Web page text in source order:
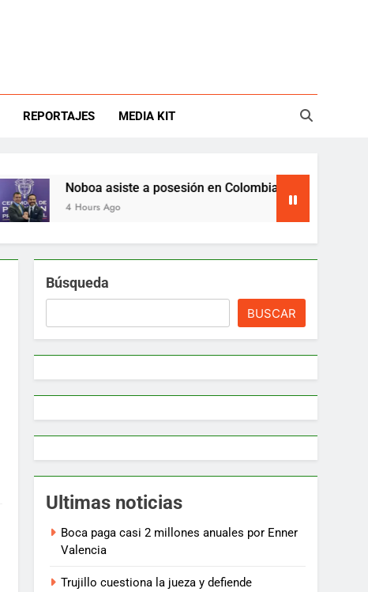
REPORTAJES MEDIA KIT
Noboa asiste a posesión en Colombia y abre nueva etapa
4 Hours Ago
Búsqueda
BUSCAR
Ultimas noticias
Boca paga casi 2 millones anuales por Enner
Valencia
Trujillo cuestiona la jueza y defiende